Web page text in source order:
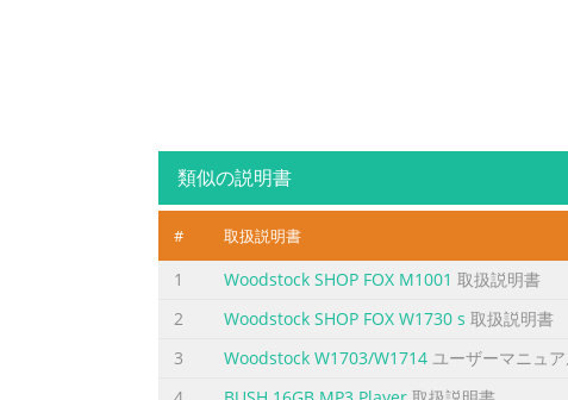
類似の説明書
# 取扱説明書
1 Woodstock SHOP FOX M1001 取扱説明書
2
Woodstock SHOP FOX W1730 s 取扱説明書
3
Woodstock W1703/W1714 ユーザーマニュ